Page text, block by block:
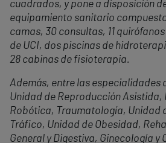
cuadrados, y pone a disposición
equipamiento sanitario
camas, 30 consultas, 11 quirófanos
de UCI, dos piscinas de
28 cabinas de fisioterapia.
Además, entre las especialidades
Unidad de Reproducción Asistida,
Robótica, Traumatología, Unidad
Tráfico, Unidad de Obesidad,
General y Digestiva, Ginecología y